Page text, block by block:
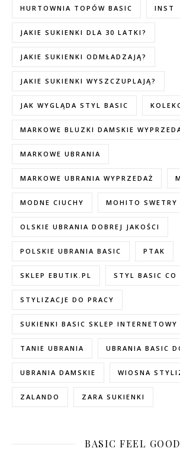
HURTOWNIA TOPÓW BASIC INST
JAKIE SUKIENKI DLA 30 LATKI?
JAKIE SUKIENKI ODMŁADZAJĄ?
JAKIE SUKIENKI WYSZCZUPLAJĄ?
JAK WYGLĄDA STYL BASIC
MARKOWE BLUZKI DAMSKIE
MARKOWE UBRANIA
MARKOWE UBRANIA WYPRZEDAŻ
MODNE CIUCHY MOHITO SWETRY
OLSKIE UBRANIA DOBREJ JAKOŚCI
POLSKIE UBRANIA BASIC PTAK
SKLEP EBUTIK.PL STYL BASIC CO
STYLIZACJE DO PRACY
SUKIENKI BASIC SKLEP INTERNETOWY
TANIE UBRANIA UBRANIA BASIC
UBRANIA DAMSKIE WIOSNA
ZALANDO ZARA SUKIENKI
BASIC FEEL GOOD